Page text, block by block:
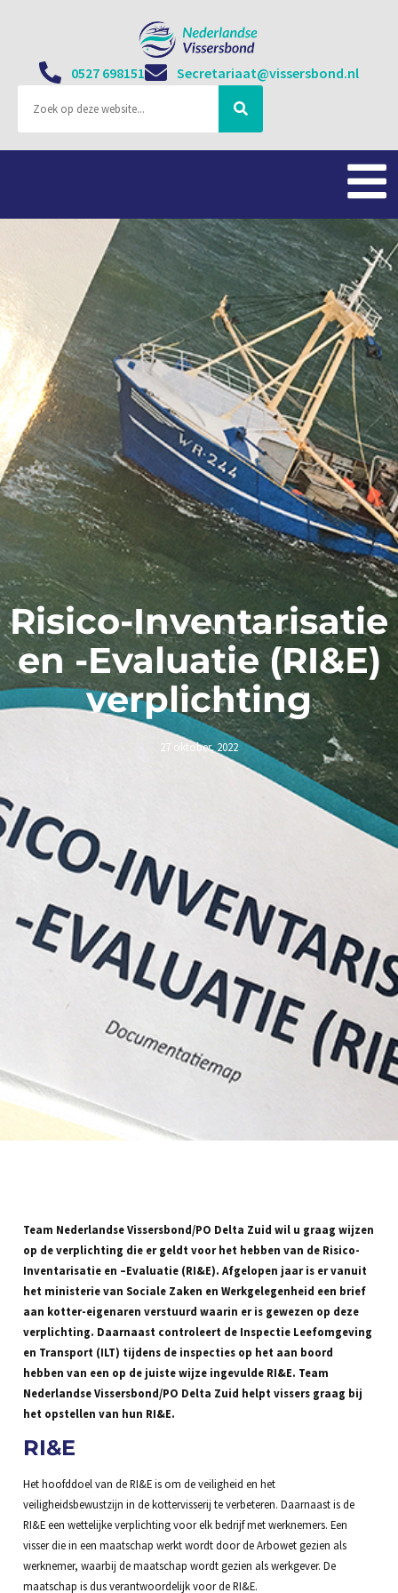
0527 698151 Secretariaat@vissersbond.nl
Risico-Inventarisatie
en -Evaluatie (RI&E)
verplichting
27 oktober, 2022
Team Nederlandse Vissersbond/PO Delta Zuid wil u graag wijzen
op de verplichting die er geldt voor het hebben van de Risico-
Inventarisatie en –Evaluatie (RI&E). Afgelopen jaar is er vanuit
het ministerie van Sociale Zaken en Werkgelegenheid een brief
aan kotter-eigenaren verstuurd waarin er is gewezen op deze
verplichting. Daarnaast controleert de Inspectie Leefomgeving
en Transport (ILT) tijdens de inspecties op het aan boord
hebben van een op de juiste wijze ingevulde RI&E. Team
Nederlandse Vissersbond/PO Delta Zuid helpt vissers graag bij
het opstellen van hun RI&E.
RI&E
Het hoofddoel van de RI&E is om de veiligheid en het
veiligheidsbewustzijn in de kottervisserij te verbeteren. Daarnaast is de
RI&E een wettelijke verplichting voor elk bedrijf met werknemers. Een
visser die in een maatschap werkt wordt door de Arbowet gezien als
werknemer, waarbij de maatschap wordt gezien als werkgever. De
maatschap is dus verantwoordelijk voor de RI&E.